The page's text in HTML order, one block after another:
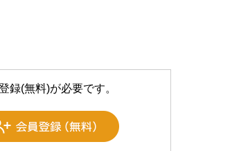
録(無料)が必要です。